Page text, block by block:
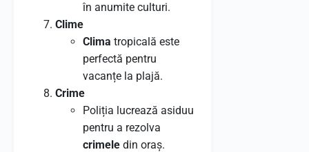
în anumite culturi.
Clime
Clima tropicală este
perfectă pentru
vacanțe la plajă.
Crime
Poliția lucrează asiduu
pentru a rezolva
crimele din oraș.